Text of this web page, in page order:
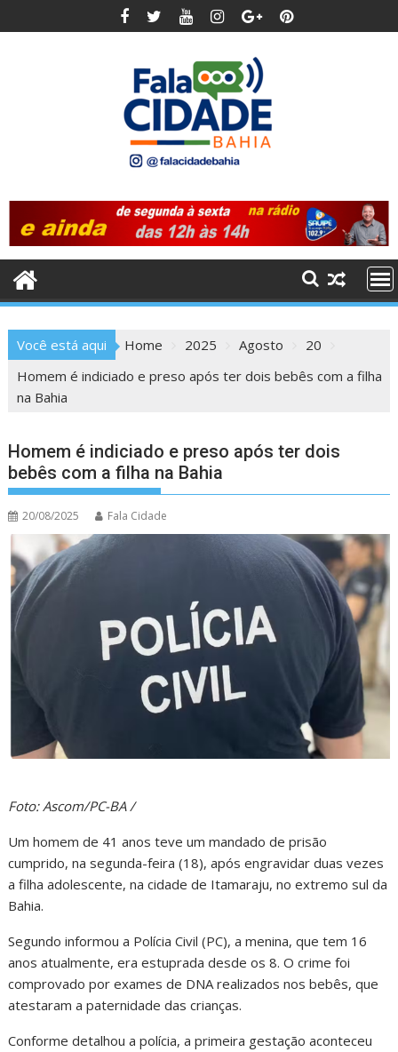
to
Você está aqui Home 2025 Agosto
20
Homem é indiciado e preso após ter dois bebês com a filha
na Bahia
Homem é indiciado e preso após ter dois
bebês com a filha na Bahia
20/08/2025 Fala Cidade
Foto: Ascom/PC-BA /
Um homem de 41 anos teve um mandado de prisão
cumprido, na segunda-feira (18), após engravidar duas vezes
a filha adolescente, na cidade de Itamaraju, no extremo sul da
Bahia.
Segundo informou a Polícia Civil (PC), a menina, que tem 16
anos atualmente, era estuprada desde os 8. O crime foi
comprovado por exames de DNA realizados nos bebês, que
atestaram a paternidade das crianças.
Conforme detalhou a polícia, a primeira gestação aconteceu